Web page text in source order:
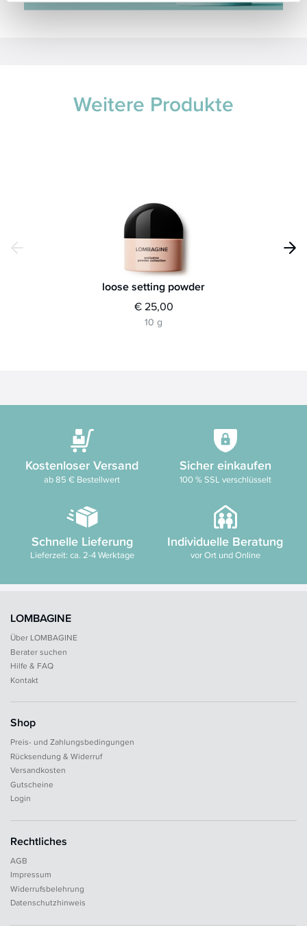
Weitere Produkte
loose setting powder
€ 25,00
10 g
Kostenloser Versand
ab 85 € Bestellwert
Sicher einkaufen
100 % SSL verschlüsselt
Schnelle Lieferung
Lieferzeit: ca. 2-4 Werktage
Individuelle Beratung
vor Ort und Online
LOMBAGINE
Über LOMBAGINE
Berater suchen
Hilfe & FAQ
Kontakt
Shop
Preis- und Zahlungsbedingungen
Rücksendung & Widerruf
Versandkosten
Gutscheine
Login
Rechtliches
AGB
Impressum
Widerrufsbelehrung
Datenschutzhinweis